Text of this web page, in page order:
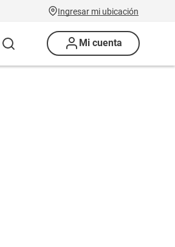
Ingresar mi ubicación
Mi cuenta